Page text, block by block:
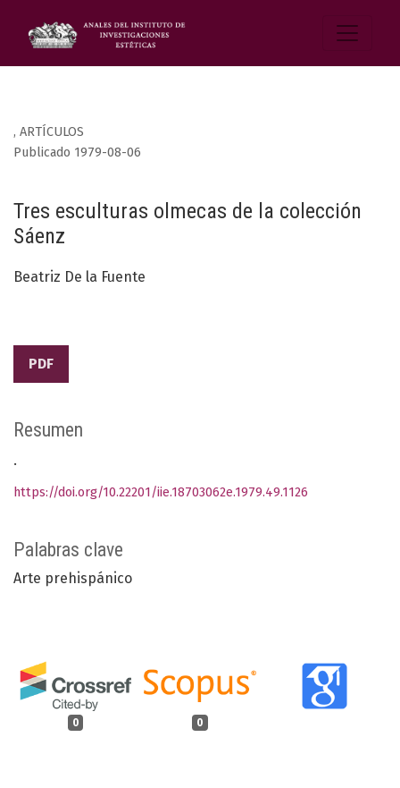
, ARTÍCULOS
Tres esculturas olmecas de la colección
Sáenz
Publicado 1979-08-06
Beatriz De la Fuente
PDF
Palabras clave
Arte prehispánico
0 0
Resumen
.
https://doi.org/10.22201/iie.18703062e.1979.49.1126